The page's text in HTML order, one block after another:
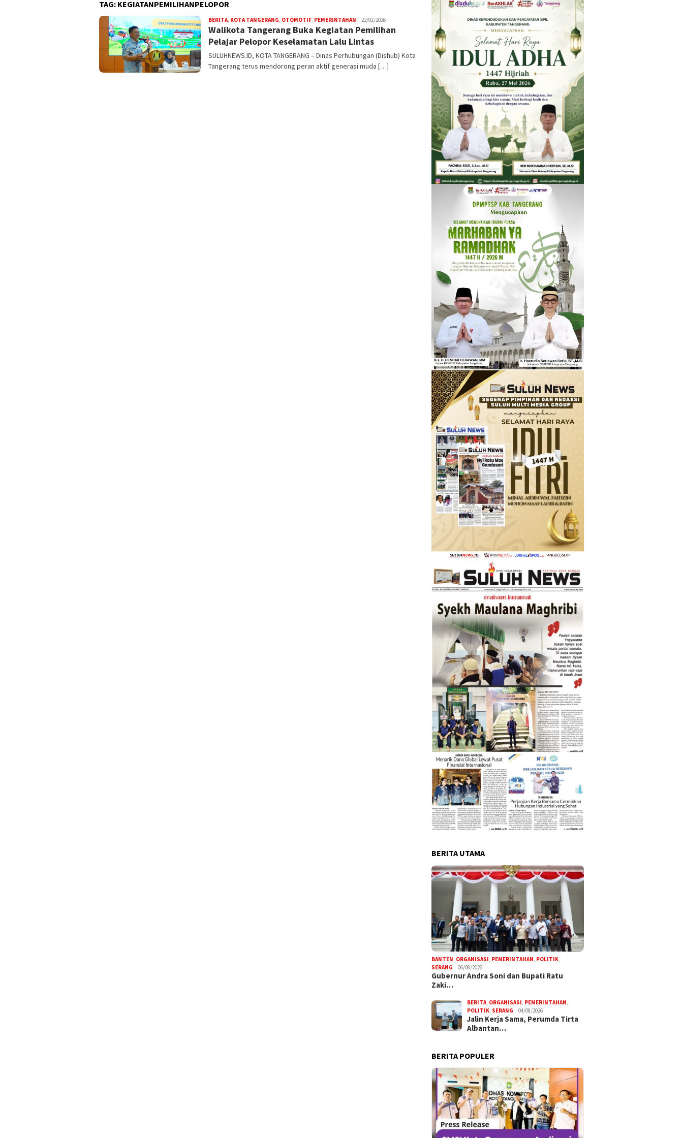
TAG: KEGIATANPEMILIHANPELOPOR
BERITA, KOTA TANGERANG, OTOMOTIF, PEMERINTAHAN W4nt0
22/01/2026
Walikota Tangerang Buka Kegiatan Pemilihan
Pelajar Pelopor Keselamatan Lalu Lintas
SULUHNEWS.ID, KOTA TANGERANG – Dinas Perhubungan (Dishub) Kota
Tangerang terus mendorong peran aktif generasi muda […]
BERITA UTAMA
BANTEN, ORGANISASI, PEMERINTAHAN, POLITIK,
SERANG
06/08/2026
Gubernur Andra Soni dan Bupati Ratu
Zaki…
BERITA, ORGANISASI, PEMERINTAHAN,
POLITIK, SERANG 04/08/2026
Jalin Kerja Sama, Perumda Tirta
Albantan…
BERITA POPULER